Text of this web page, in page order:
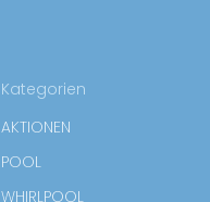
Kategorien
AKTIONEN
POOL
WHIRLPOOL